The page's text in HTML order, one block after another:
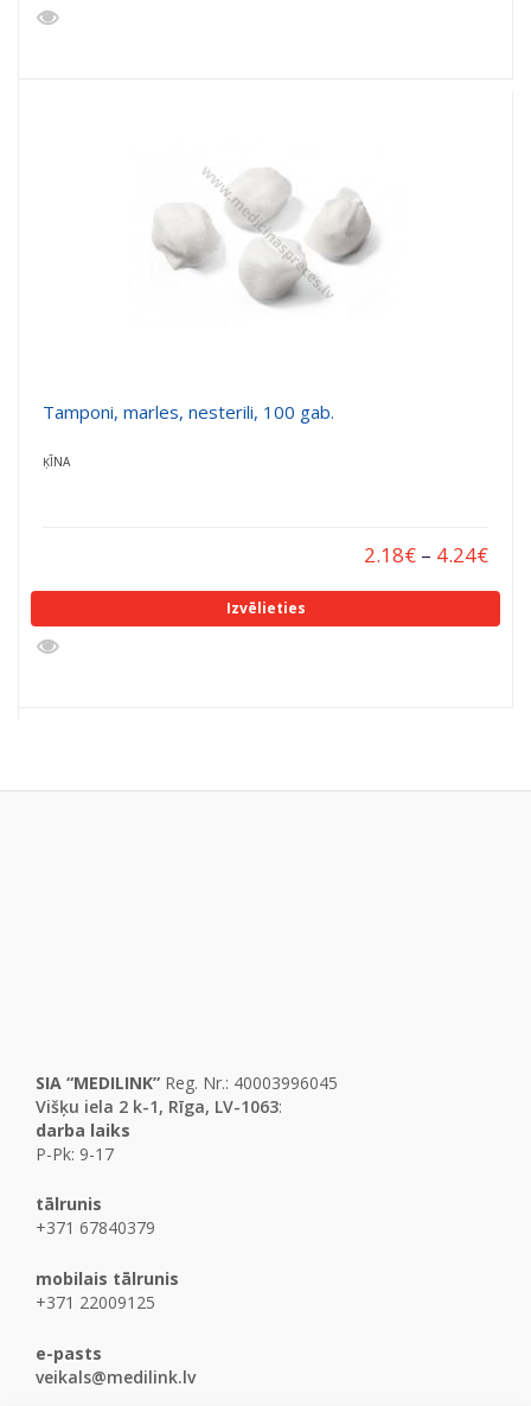
Tamponi, marles, nesterili, 100 gab.
ĶĪNA
2.18€ – 4.24€
Izvēlieties
SIA “MEDILINK” Reg. Nr.: 40003996045
Višķu iela 2 k-1, Rīga, LV-1063:
darba laiks
P-Pk: 9-17
tālrunis
+371 67840379
mobilais tālrunis
+371 22009125
e-pasts
veikals@medilink.lv